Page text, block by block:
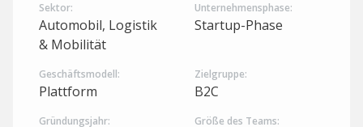
Sektor:
Automobil, Logistik
& Mobilität
Unternehmensphase:
Startup-Phase
Geschäftsmodell:
Plattform
Zielgruppe:
B2C
Gründungsjahr: Größe des Teams: